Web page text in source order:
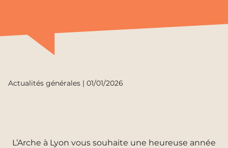
Actualités générales | 01/01/2026
L’Arche à Lyon vous souhaite une heureuse année